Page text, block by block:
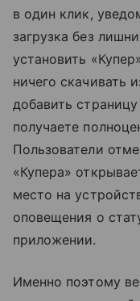
в один клик,
загрузка без
установить
ничего скачивать
добавить
получаете
Пользователи
«Купера»
место на
оповещения о
приложении.
Именно поэтому